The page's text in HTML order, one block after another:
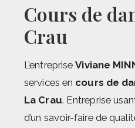
cours de danse à La
Crau
L’entrepriseViviane
services en cours de
La Crau. Entreprise
d’un savoir-faire de